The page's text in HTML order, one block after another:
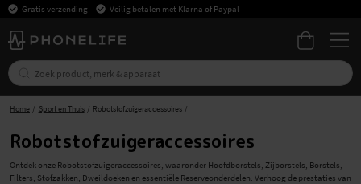
Gratis verzending Veilig betalen met Klarna of Paypal
Home Sport en Thuis Robotstofzuigeraccessoires
Robotstofzuigeraccessoires
Ontdek onze Robotstofzuigeraccessoires, waaronder Hoofdborstels, Zijborstels, Borstels,
Filters, Stofzakken, Dweildoeken en essentiële Reserveonderdelen. Verhoog de prestaties van